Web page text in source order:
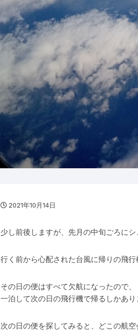
2021年10月14日
少し前後しますが、先月の中旬ごろに
行く前から心配された台風に帰りの飛
その日の便はすべて欠航になったので、
一泊して次の日の飛行機で帰るしかあり
次の日の便を探してみると、どこの航空